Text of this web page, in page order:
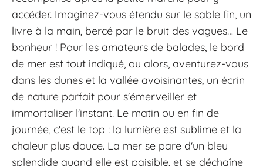
accéder. Imaginez-vous étendu sur le sable fin, un
livre à la main, bercé par le bruit des vagues… Le
bonheur ! Pour les amateurs de balades, le bord
de mer est tout indiqué, ou alors, aventurez-vous
dans les dunes et la vallée avoisinantes, un écrin
de nature parfait pour s'émerveiller et
immortaliser l'instant. Le matin ou en fin de
journée, c'est le top : la lumière est sublime et la
chaleur plus douce. La mer se pare d'un bleu
splendide quand elle est paisible, et se déchaîne